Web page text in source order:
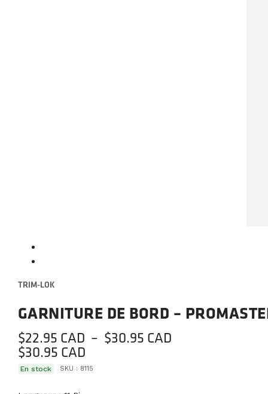
TRIM-LOK
GARNITURE DE BORD –
$22.95 – $30.95
Plage
$30.95
En stock SKU : 8115